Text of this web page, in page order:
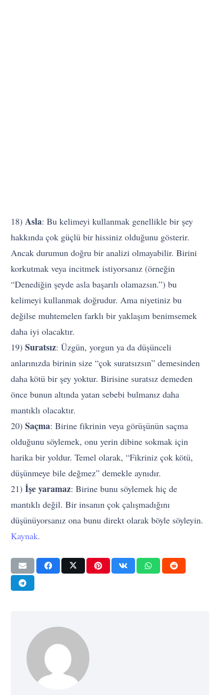
18)Asla: Bu kelimeyi kullanmak genellikle bir şey
hakkında çok güçlü bir hissiniz olduğunu gösterir.
Ancak durumun doğru bir analizi olmayabilir. Birini
korkutmak veya incitmek istiyorsanız (örneğin
“Denediğin şeyde asla başarılı olamazsın.”) bu
kelimeyi kullanmak doğrudur. Ama niyetiniz bu
değilse muhtemelen farklı bir yaklaşım benimsemek
daha iyi olacaktır.
19)Suratsız: Üzgün, yorgun ya da düşünceli
anlarınızda birinin size “çok suratsızsın” demesinden
daha kötü bir şey yoktur. Birisine suratsız demeden
önce bunun altında yatan sebebi bulmanız daha
mantıklı olacaktır.
20)Saçma: Birine fikrinin veya görüşünün saçma
olduğunu söylemek, onu yerin dibine sokmak için
harika bir yoldur. Temel olarak, “Fikriniz çok kötü,
düşünmeye bile değmez” demekle aynıdır.
21)İşe yaramaz: Birine bunu söylemek hiç de
mantıklı değil. Bir insanın çok çalışmadığını
düşünüyorsanız ona bunu direkt olarak böyle söyleyin.
Kaynak.